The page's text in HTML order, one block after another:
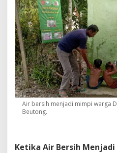
Air bersih menjadi mimpi warga
Beutong.
Ketika Air Bersih